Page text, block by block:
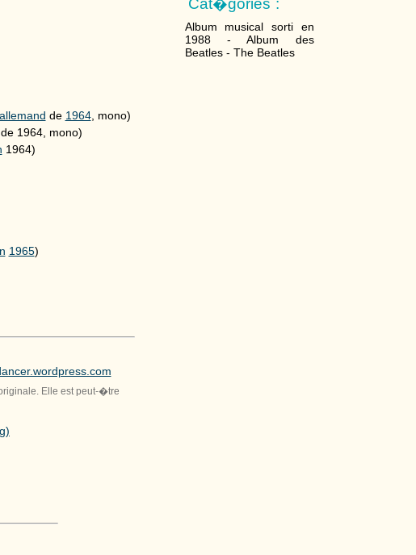
Cat�gories :
Album musical sorti en
1988 - Album des
Beatles - The Beatles
allemand de 1964, mono)
de 1964, mono)
1964)
1965)
Elle est peut-�tre